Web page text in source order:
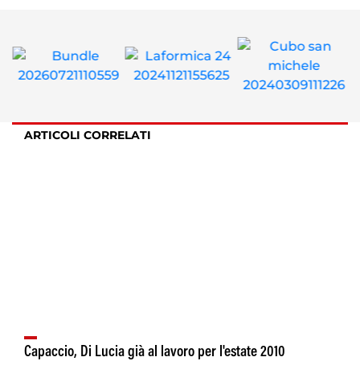
ARTICOLI CORRELATI
Capaccio, Di Lucia già al lavoro per l'estate 2010